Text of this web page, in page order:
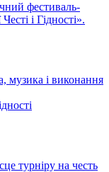
фестиваль-
і Гідності».
музика і виконання
турніру на честь